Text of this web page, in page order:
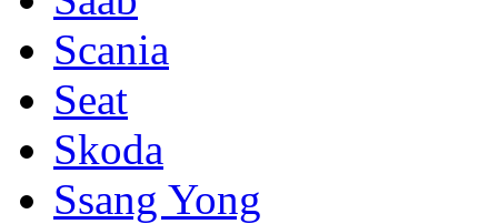
Scania
Seat
Skoda
Ssang Yong